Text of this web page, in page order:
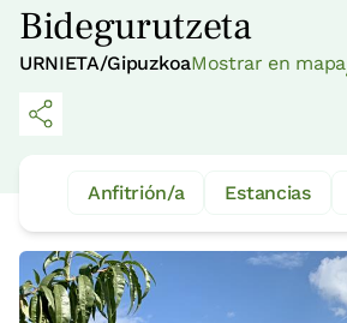
Bidegurutzeta
URNIETA/GipuzkoaMostrar en mapa
Anfitrión/a Estancias